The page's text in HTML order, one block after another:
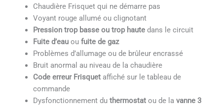
Chaudière Frisquet qui ne démarre pas
Voyant rouge allumé ou clignotant
Pression trop basse ou trop haute dans le circuit
Fuite d’eau oufuite de gaz
Problèmes d’allumage ou de brûleur encrassé
Bruit anormal au niveau de la chaudière
Code erreur Frisquet affiché sur le tableau de
commande
Dysfonctionnement duthermostat ou de lavanne 3